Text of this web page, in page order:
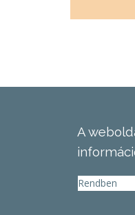
A
Rendben